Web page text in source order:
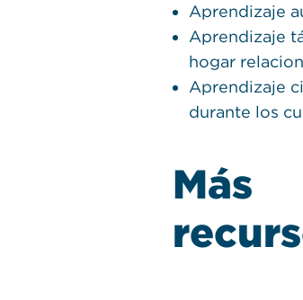
Aprendizaje
Aprendizaje
hogar
Aprendizaje
durante los
Más
Apoyo familiar, Recreación
La importancia de